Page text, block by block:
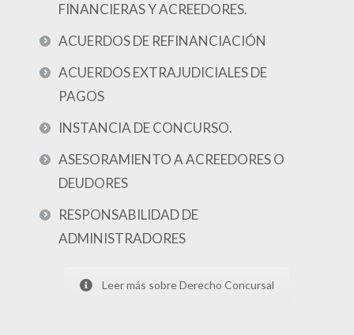
FINANCIERAS Y ACREEDORES.
ACUERDOS DE REFINANCIACIÓN
ACUERDOS EXTRAJUDICIALES DE
PAGOS
INSTANCIA DE CONCURSO.
ASESORAMIENTO A ACREEDORES O
DEUDORES
RESPONSABILIDAD DE
ADMINISTRADORES
Leer más sobre Derecho Concursal